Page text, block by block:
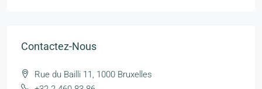
Contactez-Nous
Rue du Bailli 11, 1000 Bruxelles